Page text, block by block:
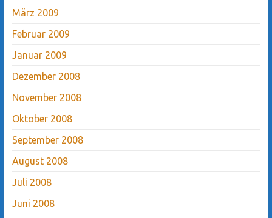
März 2009
Februar 2009
Januar 2009
Dezember 2008
November 2008
Oktober 2008
September 2008
August 2008
Juli 2008
Juni 2008